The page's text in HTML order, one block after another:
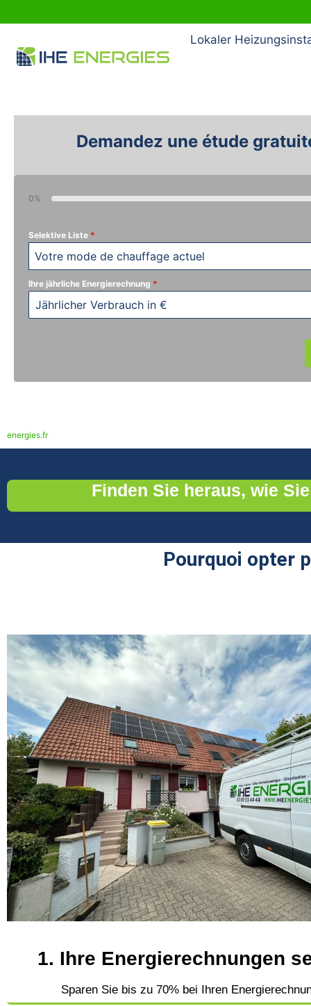
Lokaler
Demandez une étude
0%
Selektive Liste *
Votre mode de chauffage actuel
Ihre jährliche Energierechnung *
energies.fr.
Finden Sie heraus, wie
Pourquoi opter
1. Ihre Energierechnungen
Sparen Sie bis zu 70% bei Ihren